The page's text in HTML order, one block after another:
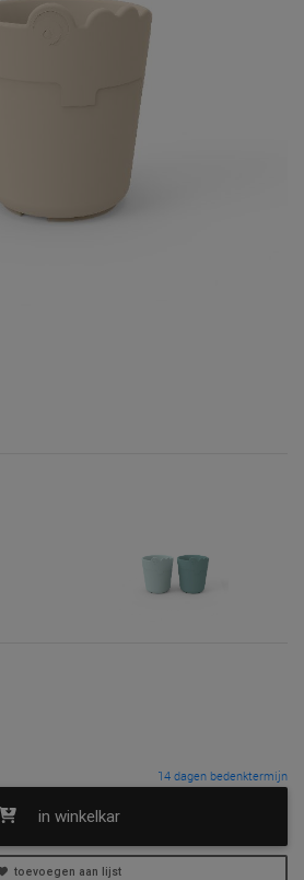
14 dagen bedenktermijn
in winkelkar
toevoegen aan lijst